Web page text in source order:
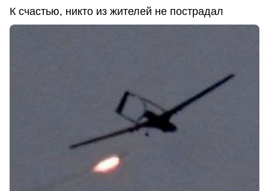
К счастью, никто из жителей не пострадал